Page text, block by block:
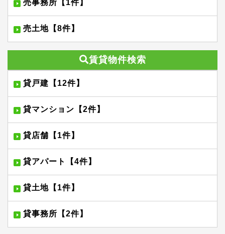
売事務所【1件】
売土地【8件】
賃貸物件検索
貸戸建【12件】
貸マンション【2件】
貸店舗【1件】
貸アパート【4件】
貸土地【1件】
貸事務所【2件】